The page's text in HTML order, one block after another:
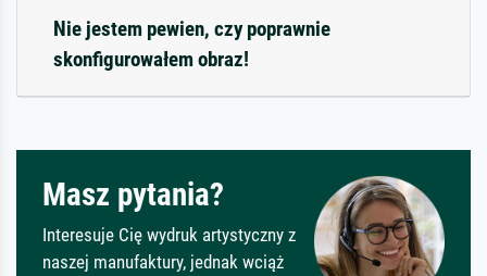
Nie jestem pewien, czy poprawnie
skonfigurowałem obraz!
Masz pytania?
Interesuje Cię wydruk artystyczny z
naszej manufaktury, jednak wciąż